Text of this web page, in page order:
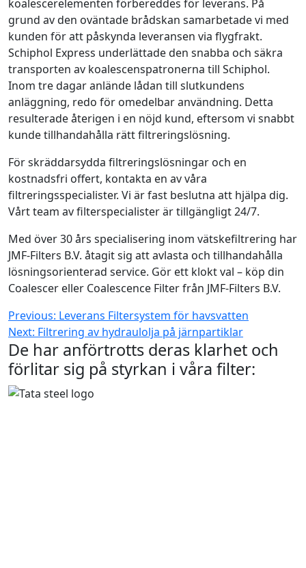
koalescerelementen förbereddes för leverans. På
grund av den oväntade brådskan samarbetade vi med
kunden för att påskynda leveransen via flygfrakt.
Schiphol Express underlättade den snabba och säkra
transporten av koalescenspatronerna till Schiphol.
Inom tre dagar anlände lådan till slutkundens
anläggning, redo för omedelbar användning. Detta
resulterade återigen i en nöjd kund, eftersom vi snabbt
kunde tillhandahålla rätt filtreringslösning.
För skräddarsydda filtreringslösningar och en
kostnadsfri offert, kontakta en av våra
filtreringsspecialister. Vi är fast beslutna att hjälpa dig.
Vårt team av filterspecialister är tillgängligt 24/7.
Med över 30 års specialisering inom vätskefiltrering har
JMF-Filters B.V. åtagit sig att avlasta och tillhandahålla
lösningsorienterad service. Gör ett klokt val – köp din
Coalescer eller Coalescence Filter från JMF-Filters B.V.
Inläggsnavigering
Previous: Leverans Filtersystem för havsvatten
Next: Filtrering av hydraulolja på järnpartiklar
De har anförtrotts deras klarhet och
förlitar sig på styrkan i våra filter: